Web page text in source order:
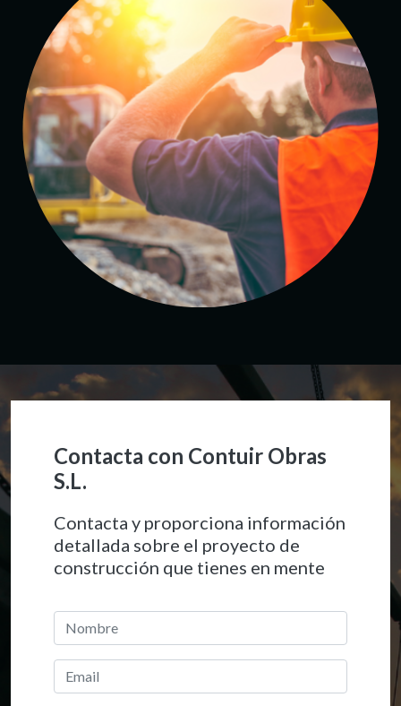
Contacta con Contuir Obras
S.L.
Contacta y proporciona información
detallada sobre el proyecto de
construcción que tienes en mente